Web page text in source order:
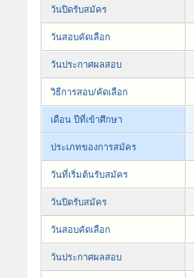
วันปิดรับสมัคร
วันสอบคัดเลือก
วันประกาศผลสอบ
วิธีการสอบ/คัดเลือก
เดือน ปีที่เข้าศึกษา
ประเภทของการสมัคร
วันที่เริ่มต้นรับสมัคร
วันปิดรับสมัคร
วันสอบคัดเลือก
วันประกาศผลสอบ